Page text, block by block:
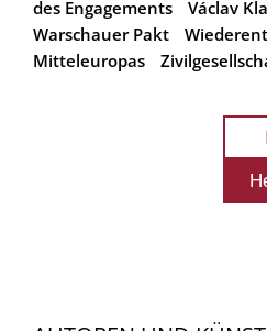
des Engagements
Václav
Warschauer Pakt
Mitteleuropas